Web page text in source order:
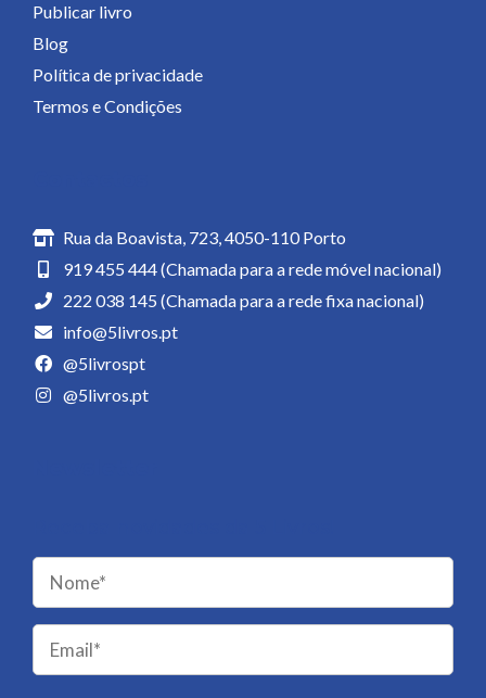
Publicar livro
Blog
Política de privacidade
Termos e Condições
Rua da Boavista, 723, 4050-110 Porto
919 455 444 (Chamada para a rede móvel nacional)
222 038 145 (Chamada para a rede fixa nacional)
info@5livros.pt
@5livrospt
@5livros.pt
Please
leave
this